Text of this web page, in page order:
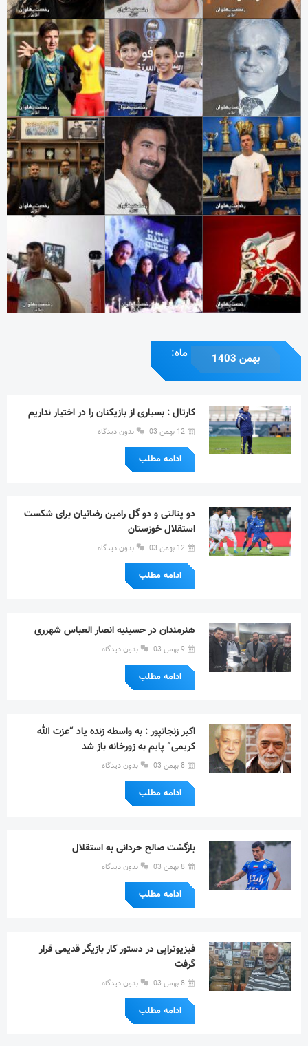
ماه: بهمن 1403
کارتال : بسیاری از بازیکنان را در اختیار نداریم
12 بهمن 03 بدون دیدگاه
ادامه مطلب
دو پنالتی و دو گل رامین رضائیان برای شکست
استقلال خوزستان
12 بهمن 03 بدون دیدگاه
ادامه مطلب
هنرمندان در حسینیه انصار العباس شهرری
9 بهمن 03 بدون دیدگاه
ادامه مطلب
اکبر زنجانپور : به واسطه زنده یاد “عزت الله
کریمی” پایم به زورخانه باز شد
8 بهمن 03 بدون دیدگاه
ادامه مطلب
بازگشت صالح حردانی به استقلال
8 بهمن 03 بدون دیدگاه
ادامه مطلب
فیزیوتراپی در دستور کار بازیگر قدیمی قرار
گرفت
8 بهمن 03 بدون دیدگاه
ادامه مطلب